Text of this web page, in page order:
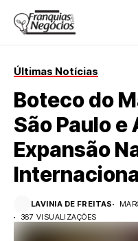
Últimas Notícias
Boteco do
São Paulo e
Expansão
LAVINIA DE FREITAS
367 VISUALIZAÇÕES